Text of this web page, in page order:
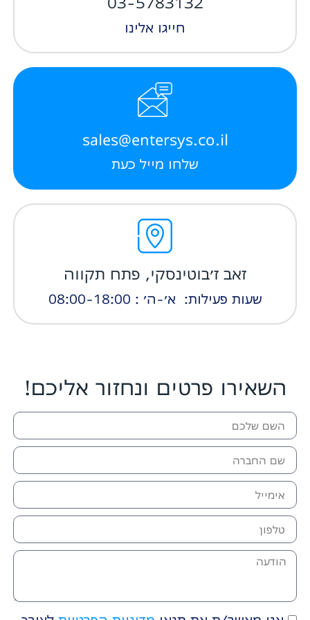
חייגו אלינו
sales@entersys.co.il
שלחו מייל כעת
זאב ז׳בוטינסקי, פתח תקווה
שעות פעילות: א׳-ה׳ : 08:00-18:00
השאירו פרטים ונחזור אליכם!